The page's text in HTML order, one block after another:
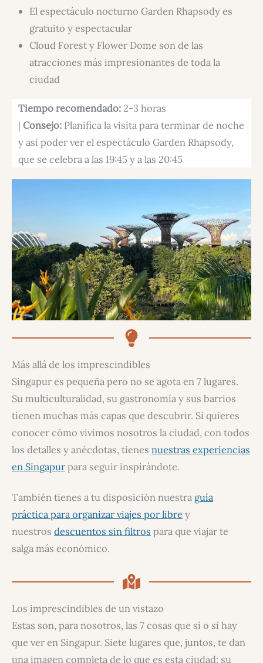
El espectáculo nocturno Garden Rhapsody es
gratuito y espectacular
Cloud Forest y Flower Dome son de las
atracciones más impresionantes de toda la
ciudad
Tiempo recomendado:2-3 horas
| Consejo:Planifica la visita para terminar de noche
y así poder ver el espectáculo Garden Rhapsody,
que se celebra a las 19:45 y a las 20:45
Más allá de los imprescindibles
Singapur es pequeña pero no se agota en 7 lugares.
Su multiculturalidad, su gastronomía y sus barrios
tienen muchas más capas que descubrir. Si quieres
conocer cómo vivimos nosotros la ciudad, con todos
los detalles y anécdotas, tienes nuestras experiencias
en Singapurpara seguir inspirándote.
También tienes a tu disposición nuestra guía
práctica para organizar viajes por libre y
nuestros descuentos sin filtros para que viajar te
salga más económico.
Los imprescindibles de un vistazo
Estas son, para nosotros, las 7 cosas que sí o sí hay
que ver en Singapur. Siete lugares que, juntos, te dan
una imagen completa de lo que es esta ciudad: su